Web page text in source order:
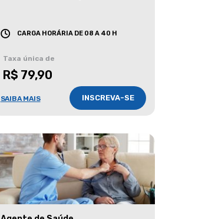
CARGA HORÁRIA DE 08 A 40 H
Taxa única de
R$ 79,90
SAIBA MAIS INSCREVA-SE